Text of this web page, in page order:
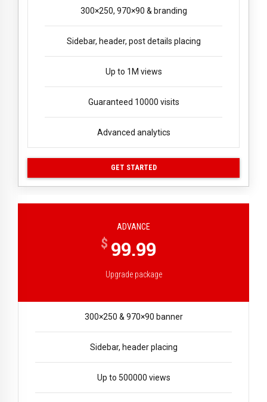
300×250, 970×90 & branding
Sidebar, header, post details placing
Up to 1M views
Guaranteed 10000 visits
Advanced analytics
GET STARTED
ADVANCE
$ 99.99
Upgrade package
300×250 & 970×90 banner
Sidebar, header placing
Up to 500000 views